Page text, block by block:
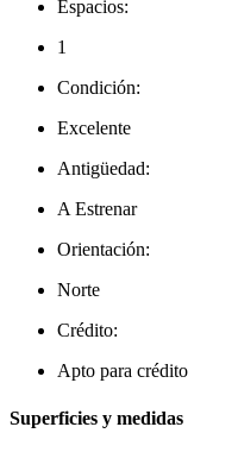
Espacios:
1
Condición:
Excelente
Antigüedad:
A Estrenar
Orientación:
Norte
Crédito:
Apto para crédito
Superficies y medidas